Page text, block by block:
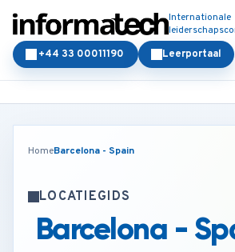
Internationale
Leerportaal
+44 33 00011190
HomeBarcelona - Spain
LOCATIEGIDS
Barcelona -